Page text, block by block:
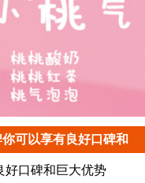
可以享有良好口碑和
好口碑和巨大优势